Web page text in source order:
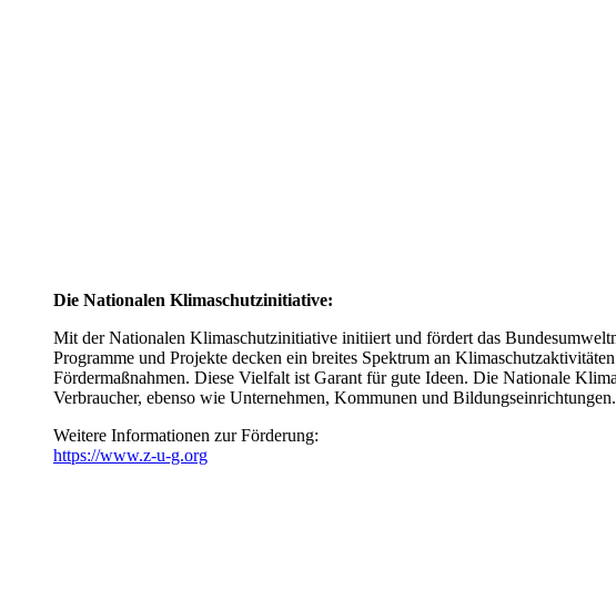
Die Nationalen Klimaschutzinitiative:
Mit der Nationalen Klimaschutzinitiative initiiert und fördert das
Programme und Projekte decken ein breites Spektrum an
Fördermaßnahmen. Diese Vielfalt ist Garant für gute Ideen. Die Nationale
Verbraucher, ebenso wie Unternehmen, Kommunen und Bildungseinrichtungen.
Weitere Informationen zur Förderung:
https://www.z-u-g.org